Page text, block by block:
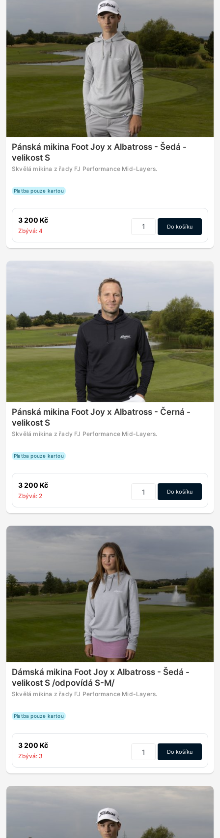
Pánská mikina Foot Joy x Albatross - Šedá -
velikost S
Skvělá mikina z řady FJ Performance Mid-Layers.
Platba pouze kartou
3 200 Kč
Zbývá: 4
Do košíku
Pánská mikina Foot Joy x Albatross - Černá -
velikost S
Skvělá mikina z řady FJ Performance Mid-Layers.
Platba pouze kartou
3 200 Kč
Zbývá: 2
Do košíku
Dámská mikina Foot Joy x Albatross - Šedá -
velikost S /odpovídá S-M/
Skvělá mikina z řady FJ Performance Mid-Layers.
Platba pouze kartou
3 200 Kč
Zbývá: 3
Do košíku